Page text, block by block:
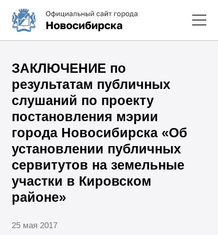
ЗАКЛЮЧЕНИЕ по
результатам публичных
слушаний по проекту
постановления мэрии
города Новосибирска «Об
установлении публичных
сервитутов на земельные
участки в Кировском
районе»
25 мая 2017